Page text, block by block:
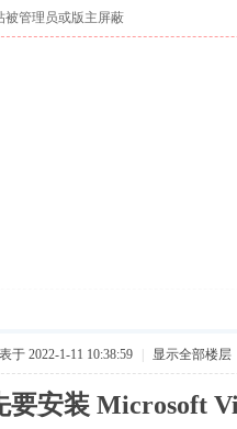
被管理员或版主屏蔽
于 2022-1-11 10:38:59 显示全部楼层
要安装 Microsoft